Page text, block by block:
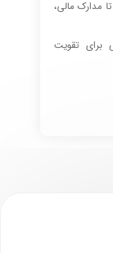
۲/۳ در اسپانیا تا مدارک مالی،
برای تقویت